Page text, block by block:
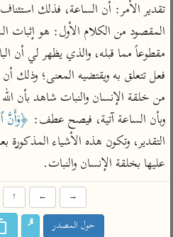
جمع الأقوال
تفسير ابن الجوزي
تفسير الماوردي
منتقاة
تفسير ابن القيم
تفسير ابن تيمية
موسوعات
تفسير
تفسير
أخرى
أضواء
نظم الدرر
لغة وبلاغة
التحرير
وبأن الساعة آتية، فيصح عطف: ﴿وَأَنَّ
التقدير، وتكون هذه الأشياء المذكورة
عليها بخلقة الإنسان والنبات.
→
←
↑
حول المصدر